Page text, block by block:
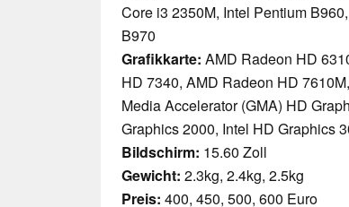
Core i3 2350M, Intel Pentium
B970
Grafikkarte: AMD Radeon HD
HD 7340, AMD Radeon HD
Media Accelerator (GMA) HD
Graphics 2000, Intel HD Graphics
Bildschirm: 15.60 Zoll
Gewicht: 2.3kg, 2.4kg, 2.5kg
Preis: 400, 450, 500, 600 Euro